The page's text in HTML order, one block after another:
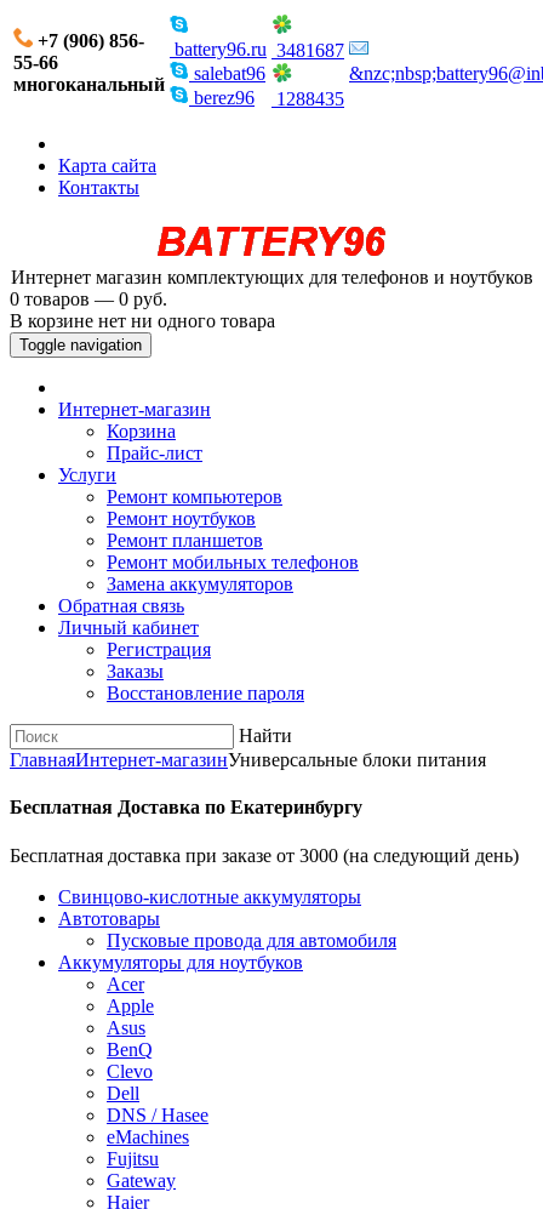
+7 (906) 856-
55-66
многоканальный
battery96.ru
salebat96
berez96
3481687
1288435
Карта сайта
Контакты
Интернет магазин комплектующих для телефонов и ноутбуков
0 товаров — 0 руб.
В корзине нет ни одного товара
Toggle navigation
Интернет-магазин
Корзина
Прайс-лист
Услуги
Ремонт компьютеров
Ремонт ноутбуков
Ремонт планшетов
Ремонт мобильных телефонов
Замена аккумуляторов
Обратная связь
Личный кабинет
Регистрация
Заказы
Восстановление пароля
Найти
ГлавнаяИнтернет-магазинУниверсальные блоки питания
Бесплатная Доставка по Екатеринбургу
Бесплатная доставка при заказе от 3000 (на следующий день)
Cвинцово-кислотные аккумуляторы
Автотовары
Пусковые провода для автомобиля
Аккумуляторы для ноутбуков
Acer
Apple
Asus
BenQ
Clevo
Dell
DNS / Hasee
eMachines
Fujitsu
Gateway
Haier